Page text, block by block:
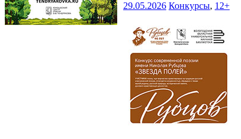
29.05.2026 Конкурсы, 12+